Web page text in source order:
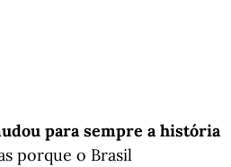
para sempre a história
porque o Brasil